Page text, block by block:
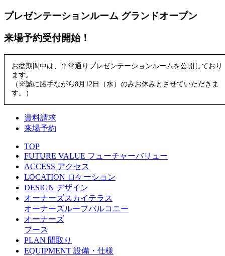
プレゼンテーションルーム グランドオープン
来場予約受付開始！
お盆期間中は、平常通りプレゼンテーションルームを公開しており
ます。
（※誠に勝手ながら8月12日（水）のみお休みとさせていただきま
す。）
資料請求
来場予約
TOP
FUTURE VALUE フューチャーバリュー
ACCESS アクセス
LOCATION ロケーション
DESIGN デザイン
オーナーズスカイテラス
オーナーズルーフバルコニー
オーナーズ
ブース
PLAN 間取り
EQUIPMENT 設備・仕様